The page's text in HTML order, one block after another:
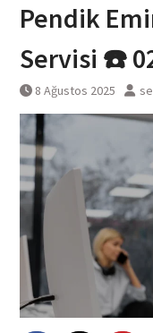
Pendik
Servisi ☎️
8 Ağustos 2025